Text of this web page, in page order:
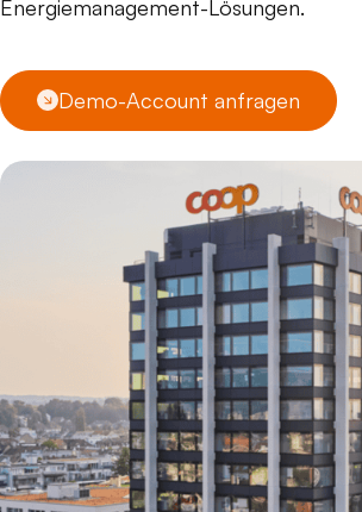
Energiemanagement-Lösungen.
Demo-Account anfragen